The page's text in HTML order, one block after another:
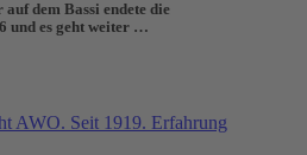
dem Bassi endete die
und es geht weiter …